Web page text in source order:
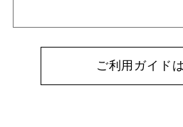
ご利用ガイド